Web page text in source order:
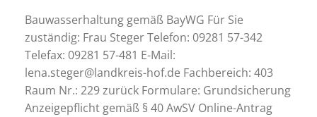
Bauwasserhaltung gemäß BayWG Für Sie
zuständig: Frau Steger Telefon: 09281 57-342
Telefax: 09281 57-481 E-Mail:
lena.steger@landkreis-hof.de Fachbereich: 403
Raum Nr.: 229 zurück Formulare: Grundsicherung
Anzeigepflicht gemäß § 40 AwSV Online-Antrag